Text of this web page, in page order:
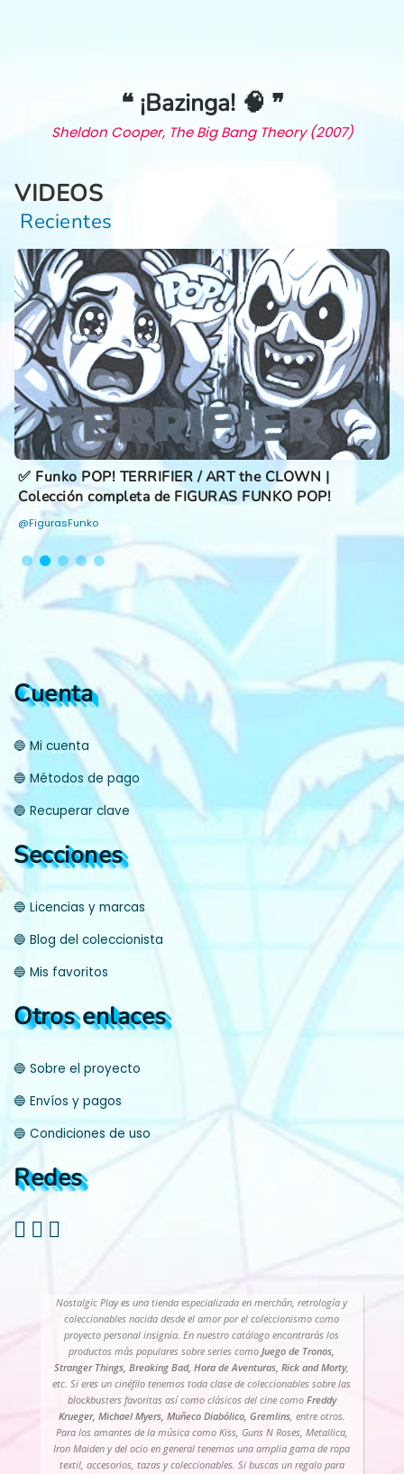
❝ ¡Bazinga! 🧠 ❞
Sheldon Cooper, The Big Bang Theory (2007)
VIDEOS
Recientes
✅ Funko POP! TERRIFIER / ART the CLOWN |
Colección completa de FIGURAS FUNKO POP!
@FigurasFunko
Cuenta
🔵 Mi cuenta
🔵 Métodos de pago
🔵 Recuperar clave
Secciones
🔵 Licencias y marcas
🔵 Blog del coleccionista
🔵 Mis favoritos
Otros enlaces
🔵 Sobre el proyecto
🔵 Envíos y pagos
🔵 Condiciones de uso
Redes
Nostalgic Play es una tienda especializada en merchán, retrología y
coleccionables nacida desde el amor por el coleccionismo como
proyecto personal insignia. En nuestro catálogo encontrarás los
productos más populares sobre series comoJuego de Tronos,
Stranger Things, Breaking Bad, Hora de Aventuras, Rick and Morty,
etc. Si eres un cinéfilo tenemos toda clase de coleccionables sobre las
blockbusters favoritas así como clásicos del cine como Freddy
Krueger, Michael Myers, Muñeco Diabólico, Gremlins, entre otros.
Para los amantes de la música como Kiss, Guns N Roses, Metallica,
Iron Maiden y del ocio en general tenemos una amplia gama de ropa
textil, accesorios, tazas y coleccionables. Si buscas un regalo para